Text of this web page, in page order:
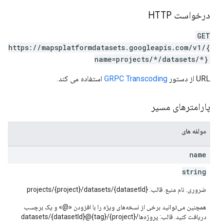
درخواست HTTP
GET
https://mapsplatformdatasets.googleapis.com/v1/{
name=projects/*/datasets/*}
URL از دستور GRPC Transcoding استفاده می کند.
پارامترهای مسیر
مولفه های
name
string
ضروری. نام منبع. قالب: projects/{project}/datasets/{datasetId}
همچنین می‌توانید برخی از نسخه‌های ویژه را با افزودن «@» و یک برچسب
دریافت کنید. قالب: پروژه‌ها/{project}/datasets/{datasetId}@{tag}